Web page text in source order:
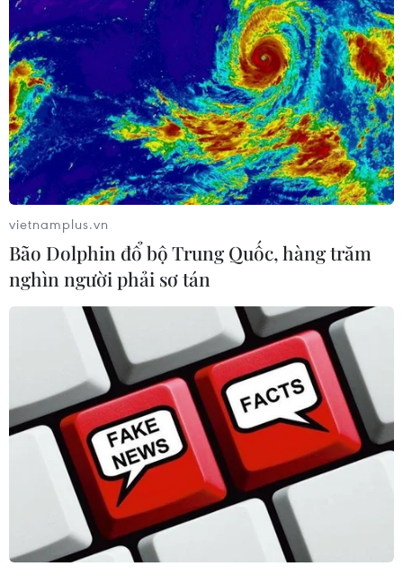
TIN CÙNG CHUYÊN MỤC
Đường ống xuyên Sahara-bước tiến
mới trong liên kết năng lượng châu
Phi
09/08/2026 15:41
Cộng hòa Dân chủ Congo ghi nhận
hơn 300 trẻ em tử vong do Ebola
08/08/2026 15:21
Giao tranh dữ dội ở miền Tây Libya,
nhiều tù nhân vượt ngục
05/08/2026 05:58
Lở đất tại Ethiopia khiến ít nhất 14
người thiệt mạng
vietnamplus.vn
Bão Dolphin đổ bộ Trung Quốc, hàng trăm
nghìn người phải sơ tán